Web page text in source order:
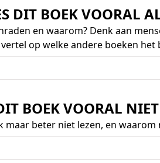
DIT BOEK VOORAL
en waarom? Denk aan
op welke andere boeken het
BOEK VOORAL
maar beter niet lezen, en waarom